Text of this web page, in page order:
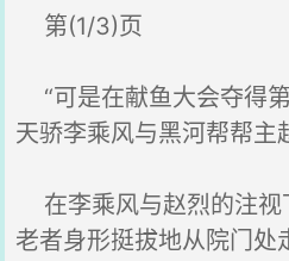
第(1/3)页
“可是在献鱼大会夺得
天骄李乘风与黑河帮帮主
在李乘风与赵烈的注视
老者身形挺拔地从院门处